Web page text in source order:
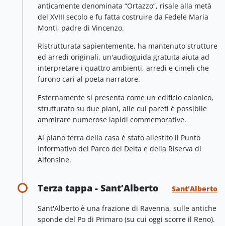
anticamente denominata “Ortazzo”, risale alla metà
del XVIII secolo e fu fatta costruire da Fedele Maria
Monti, padre di Vincenzo.
Ristrutturata sapientemente, ha mantenuto strutture
ed arredi originali, un'audioguida gratuita aiuta ad
interpretare i quattro ambienti, arredi e cimeli che
furono cari al poeta narratore.
Esternamente si presenta come un edificio colonico,
strutturato su due piani, alle cui pareti è possibile
ammirare numerose lapidi commemorative.
Al piano terra della casa è stato allestito il Punto
Informativo del Parco del Delta e della Riserva di
Alfonsine.
Terza tappa - Sant’Alberto Sant'Alberto
Sant'Alberto è una frazione di Ravenna, sulle antiche
sponde del Po di Primaro (su cui oggi scorre il Reno).